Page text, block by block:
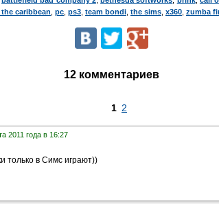
caribbean pc ps3 team bondi the sims x360 zumba
12 комментариев
1 2
2011 года в 16:27
только в Симс играют))